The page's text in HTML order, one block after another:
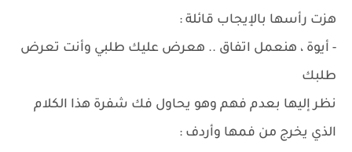
هزت رأسها بالإيجاب قائلة :
- أيوة ، هنعمل اتفاق .. هعرض عليك طلبي وأنت تعرض
طلبك
نظر إليها بعدم فهم وهو يحاول فك شفرة هذا الكلام
الذي يخرج من فمها وأردف :